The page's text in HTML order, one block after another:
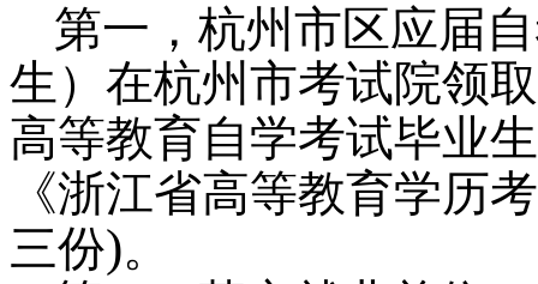
第一，杭州市区应届
生）在杭州市考试院领
高等教育自学考试毕业
《浙江省高等教育学历
三份)。